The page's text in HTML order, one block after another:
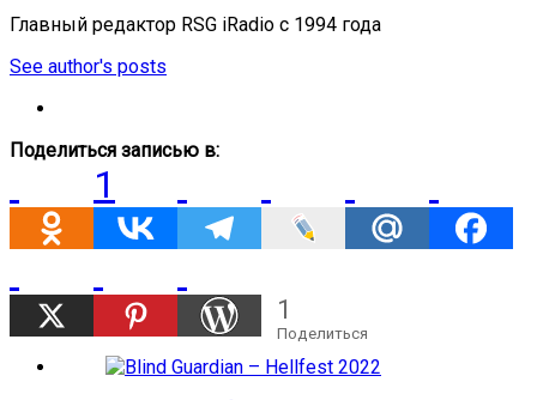
Главный редактор RSG iRadio с 1994 года
See author's posts
Поделиться записью в:
1
1
Поделиться